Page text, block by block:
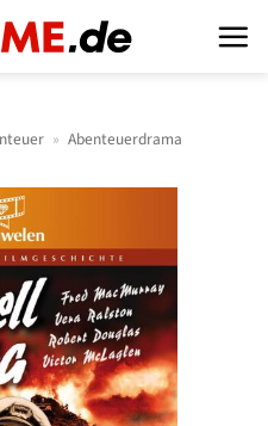
» Abenteuerdrama